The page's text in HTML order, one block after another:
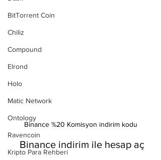
BitTorrent Coin
Chiliz
Compound
Elrond
Holo
Matic Network
Ontology
Ravencoin
Kripto Para Rehberi
Binance %20 Komisyon indirim kodu
Binance indirim ile hesap aç